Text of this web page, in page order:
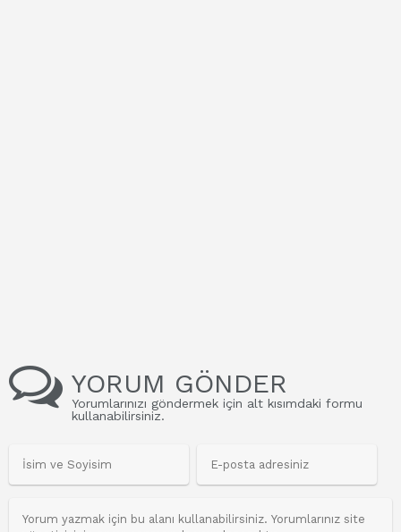
YORUM GÖNDER
Yorumlarınızı göndermek için alt kısımdaki formu
kullanabilirsiniz.